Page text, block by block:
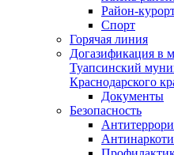
Район-
Спорт
Горячая линия
Догазификация в
Туапсинский
Краснодарского
Документы
Безопасность